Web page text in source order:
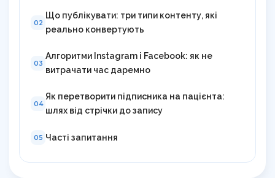
02
Що публікувати: три типи контенту, які
реально конвертують
03
Алгоритми Instagram і Facebook: як не
витрачати час даремно
04
Як перетворити підписника на пацієнта:
шлях від стрічки до запису
05 Часті запитання